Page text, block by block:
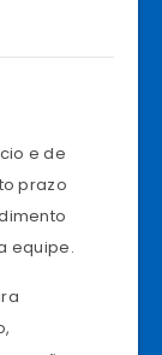
e de
prazo
equipe.